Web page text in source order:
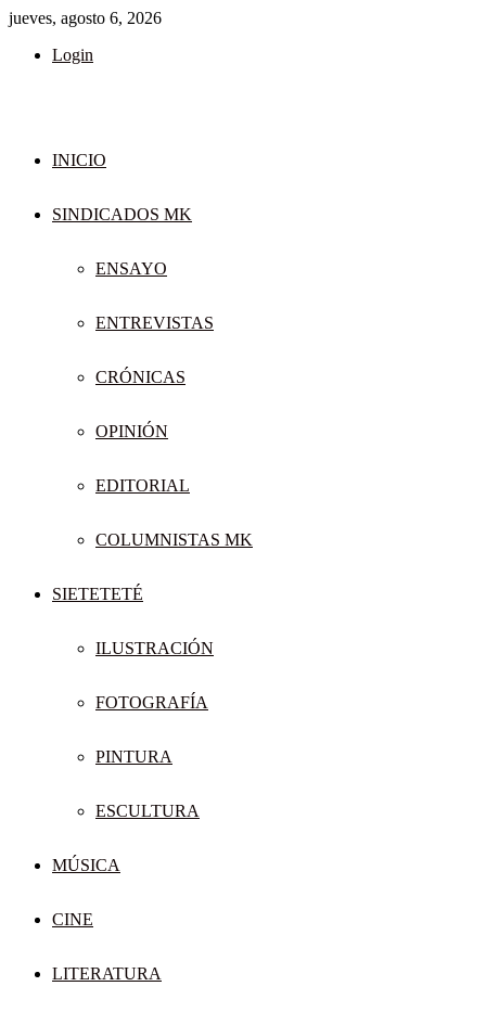
jueves, agosto 6, 2026
Login
INICIO
SINDICADOS MK
ENSAYO
ENTREVISTAS
CRÓNICAS
OPINIÓN
EDITORIAL
COLUMNISTAS MK
SIETETETÉ
ILUSTRACIÓN
FOTOGRAFÍA
PINTURA
ESCULTURA
MÚSICA
CINE
LITERATURA